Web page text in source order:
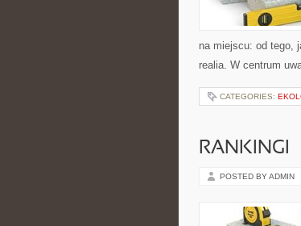
na miejscu: od tego,
realia. W centrum
CATEGORIES:
RANKINGI
POSTED BY ADMIN